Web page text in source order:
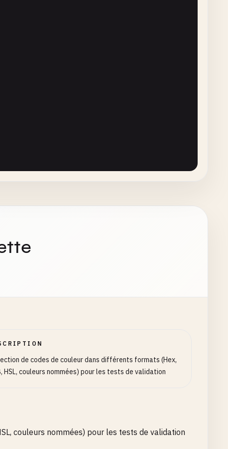
de codes de couleur dans différents formats (Hex,
HSL, couleurs nommées) pour les tests de validation
couleurs nommées) pour les tests de validation